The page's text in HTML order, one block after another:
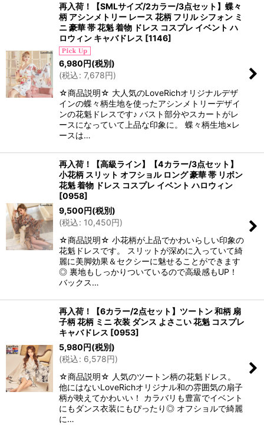
再入荷！【SMLサイズ/2カラー/3点セット】蝶々
柄 アシンメトリー レース 花柄 フリル シフォン ミ
ニ 豪華 帯 花魁 着物 ドレス コスプレ イベント ハ
ロウィン キャバドレス [1146]
6,980円(税別)
(税込: 7,678円)
☆商品説明☆ 大人気のLoveRichオリジナルデザ
インの蝶々柄生地を使ったアシンメトリーデザイ
ンの花魁ドレスです♪ バスト部分やスカートがレ
ースになっていて上品な印象に。 蝶々柄生地×レ
ースは…
再入荷！【高級ライン】【4カラー/3点セット】
小花柄 スリット オフショル ロング 豪華 帯 リボン
花魁 着物 ドレス コスプレ イベント ハロウィン
[0958]
9,500円(税別)
(税込: 10,450円)
☆商品説明☆ 小花柄が上品でかわいらしい印象の
花魁ドレスです。 スリットが深めに入っていて綺
麗に美脚効果＆セクシーに魅せることができます
◎ 裏地もしっかりついているので高級感もUP！
バックス…
再入荷！【6カラー/2点セット】ツートン 和柄 扇
子柄 花柄 ミニ 衣装 ダンス よさこい 花魁 コスプレ
キャバドレス [0953]
5,980円(税別)
(税込: 6,578円)
☆商品説明☆ 人気のツートン柄の花魁ドレス。
他にはないLoveRichオリジナル和の雰囲気の扇子
柄が映えてかわいい！ カラバリも豊富でイベント
にもダンス衣装にもぴったり◎ オフショルで綺麗
に…